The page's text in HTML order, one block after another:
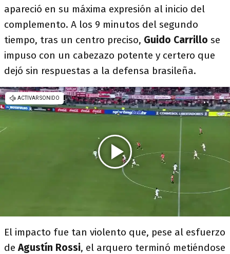
apareció en su máxima expresión al inicio del
complemento. A los 9 minutos del segundo
tiempo, tras un centro preciso, Guido Carrillo se
impuso con un cabezazo potente y certero que
dejó sin respuestas a la defensa brasileña.
El impacto fue tan violento que, pese al esfuerzo
deAgustín Rossi, el arquero terminó metiéndose